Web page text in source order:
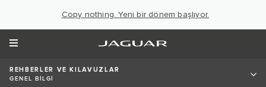
Copy nothing. Yeni bir dönem başlıyor.
REHBERLER VE KILAVUZLAR
GENEL BİLGİ